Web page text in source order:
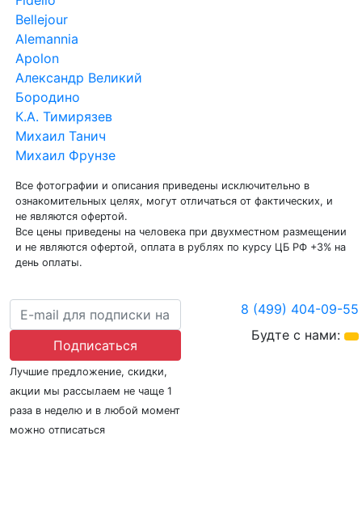
Apolon
Александр Великий
Бородино
К.А. Тимирязев
Михаил Танич
Михаил Фрунзе
ознакомительных целях, могут отличаться от фактических, и
Все цены приведены на человека при двухместном размещении
и не являются офертой, оплата в рублях по курсу ЦБ РФ +3% на
день оплаты.
О нас
Подписаться
Лучшие предложение, скидки,
акции мы рассылаем не чаще 1
раза в неделю и в любой момент
можно отписаться